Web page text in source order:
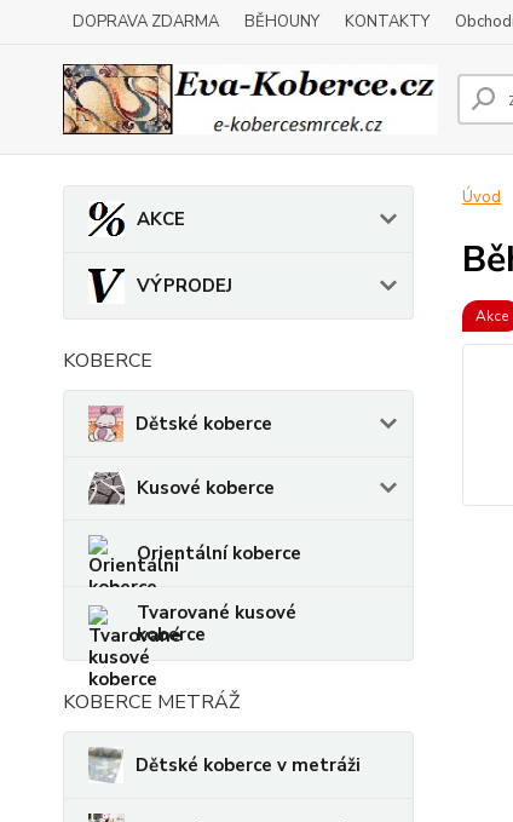
DOPRAVA ZDARMA BĚHOUNY KONTAKTY
AKCE
VÝPRODEJ
KOBERCE
Dětské koberce
Kusové koberce
Orientální koberce
Tvarované kusové
koberce
KOBERCE METRÁŽ
Dětské koberce v metráži
Úvod
Akce